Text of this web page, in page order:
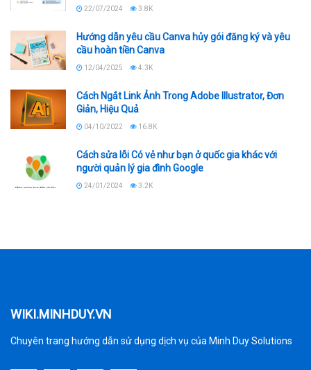
22/07/2024 3.8K
Hướng dẫn yêu cầu Canva hủy gói đăng ký và yêu
cầu hoàn tiền Canva
12/04/2025 4.3K
Cách Ngắt Link Ảnh Trong Adobe Illustrator, Đơn
Giản, Hiệu Quả
04/10/2022 16.8K
Cách sửa lỗi Có vẻ như bạn ở quốc gia khác với
người quản lý gia đình Google
24/01/2024 3.2K
WIKI.MINHDUY.VN
Chuyên trang hướng dẫn sử dụng dịch vụ của Minh Duy Solutions